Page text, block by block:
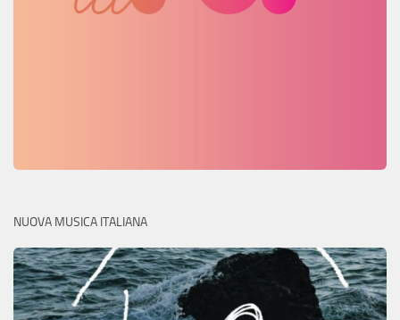
NUOVA MUSICA ITALIANA